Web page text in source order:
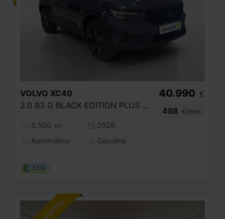
VOLVO XC40
2.0 B3 G BLACK EDITION PLUS AUTO
8.500 km
2026
Automático
Gasolina
40.990 €
488
€/mes
ECO